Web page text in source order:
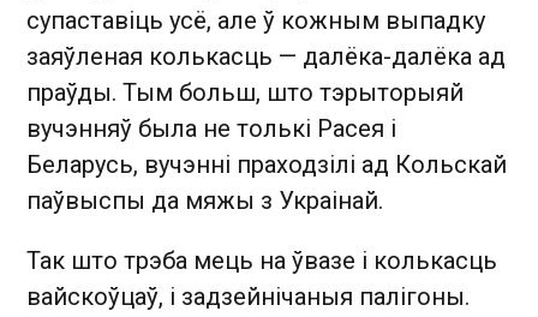
супаставіць усё, але ў кожным выпадку
заяўленая колькасць — далёка-далёка ад
праўды. Тым больш, што тэрыторыяй
вучэнняў была не толькі Расея і
Беларусь, вучэнні праходзілі ад Кольскай
паўвыспы да мяжы з Украінай.
Так што трэба мець на ўвазе і колькасць
вайскоўцаў, і задзейнічаныя палігоны.